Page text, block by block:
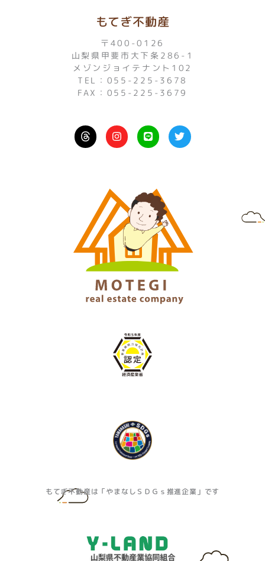
もてぎ不動産
〒400-0126
山梨県甲斐市大下条286-1
メゾンジョイテナント102
TEL：055-225-3678
FAX：055-225-3679
I
n
s
a
m
L
i
n
T
w
i
もてぎ不動産は「やまなしＳＤＧｓ推進企業」です